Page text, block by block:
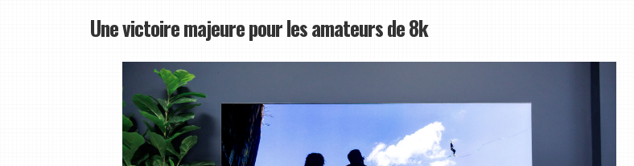
Une victoire majeure pour les amateurs de 8k